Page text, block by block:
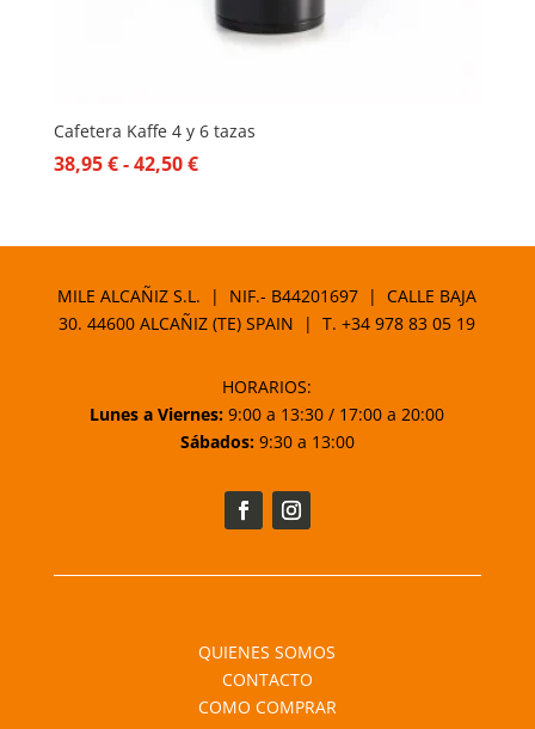
Cafetera Kaffe 4 y 6 tazas
38,95€-42,50€Rango
38,95 €
hasta
MILE ALCAÑIZ S.L. | NIF.- B44201697 | CALLE BAJA
30. 44600 ALCAÑIZ (TE) SPAIN | T.+34 978 83 05 19
HORARIOS:
Lunes a Viernes: 9:00 a 13:30 / 17:00 a 20:00
Sábados:9:30 a 13:00
QUIENES SOMOS
CONTACTO
COMO COMPRAR